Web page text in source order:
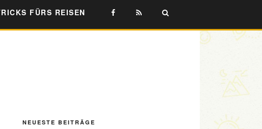
FÜRS REISEN
NEUESTE BEITRÄGE